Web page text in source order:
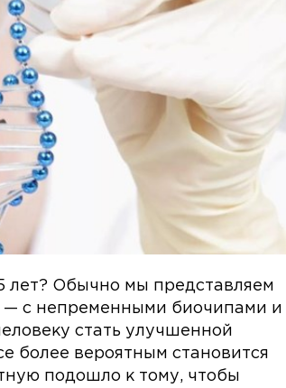
лет? Обычно мы представляем
— с непременными биочипами и
стать улучшенной
более вероятным становится
подошло к тому, чтобы